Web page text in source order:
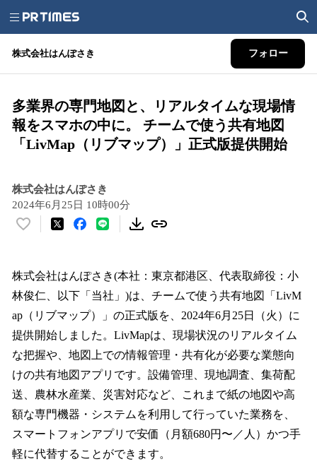
株式会社はんぽさき フォロー
多業界の専門地図と、リアルタイムな現場情
報をスマホの中に。 チームで使う共有地図
「LivMap（リブマップ）」正式版提供開始
株式会社はんぽさき
2024年6月25日 10時00分
い
！
数
を
読
み
込
み
中
す
株式会社はんぽさき(本社：東京都港区、代表取締役：小
林俊仁、以下「当社」)は、チームで使う共有地図「LivM
ap（リブマップ）」の正式版を、2024年6月25日（火）に
提供開始しました。LivMapは、現場状況のリアルタイム
な把握や、地図上での情報管理・共有化が必要な業態向
けの共有地図アプリです。設備管理、現地調査、集荷配
送、農林水産業、災害対応など、これまで紙の地図や高
額な専門機器・システムを利用して行っていた業務を、
スマートフォンアプリで安価（月額680円〜／人）かつ手
軽に代替することができます。